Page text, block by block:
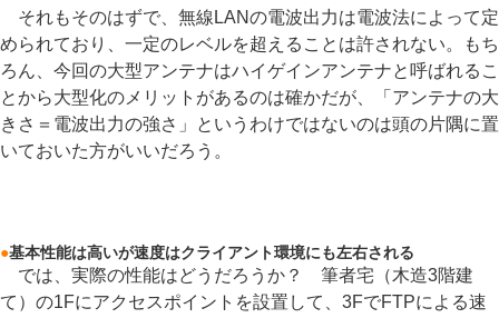
それもそのはずで、無線LANの電波出力は電波法によって定
められており、一定のレベルを超えることは許されない。もち
ろん、今回の大型アンテナはハイゲインアンテナと呼ばれるこ
とから大型化のメリットがあるのは確かだが、「アンテナの大
きさ＝電波出力の強さ」というわけではないのは頭の片隅に置
いておいた方がいいだろう。
●基本性能は高いが速度はクライアント環境にも左右される
では、実際の性能はどうだろうか？ 筆者宅（木造3階建
て）の1Fにアクセスポイントを設置して、3FでFTPによる速